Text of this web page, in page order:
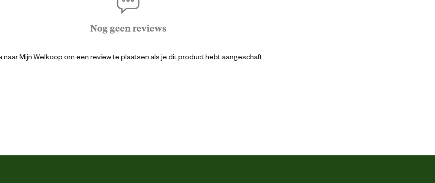
Bouw
Nog geen reviews
naar Mijn Welkoop om een review te plaatsen als je dit product hebt aangeschaft.